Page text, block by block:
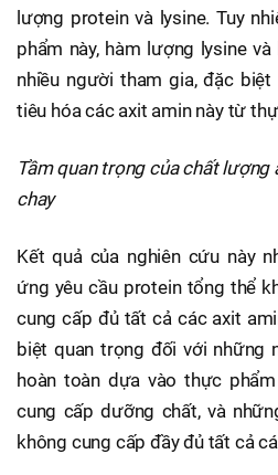
lượng protein và lysine. Tuy
phẩm này, hàm lượng lysine
nhiều người tham gia, đặc
tiêu hóa các axit amin này từ
Tầm quan trọng của chất
chay
Kết quả của nghiên cứu này
ứng yêu cầu protein tổng thể
cung cấp đủ tất cả các axit
biệt quan trọng đối với những
hoàn toàn dựa vào thực
cung cấp dưỡng chất, và
không cung cấp đầy đủ tất cả